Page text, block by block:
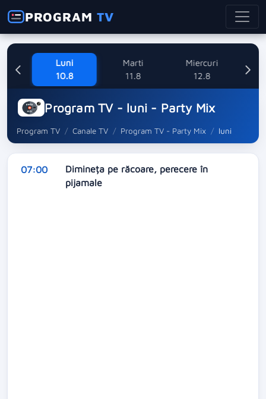
PROGRAMTV
Luni
10.8
Marti
11.8
Miercuri
12.8
Program TV - luni - Party Mix
Program TV Canale TV Program TV - Party Mix luni
07:00
Dimineța pe răcoare, perecere în
pijamale